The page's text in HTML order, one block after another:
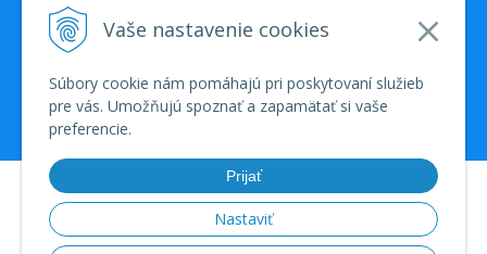
Vaše nastavenie cookies
Súbory cookie nám pomáhajú pri poskytovaní služieb
pre vás. Umožňujú spoznať a zapamätať si vaše
preferencie.
Prijať
Nastaviť
© 2026 TV SAT Multimédiá • tvorba eshopu cez UNIobchod, webhosting
spoločnosti WEBYGROUP • dbartzvyšovanie návštevnosti•